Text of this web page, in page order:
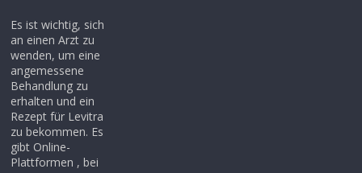
Es ist wichtig, sich
an einen Arzt zu
wenden, um eine
angemessene
Behandlung zu
erhalten und ein
Rezept für Levitra
zu bekommen. Es
gibt Online-
Plattformen , bei